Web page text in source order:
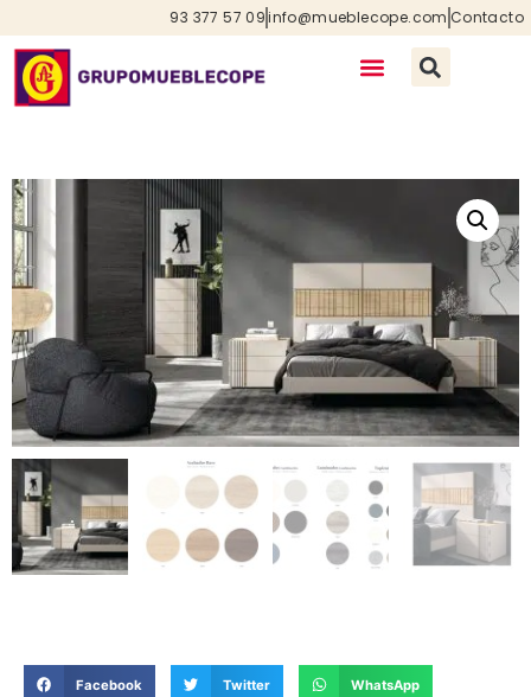
93 377 57 09info@mueblecope.com Contacto
Facebook Twitter WhatsApp